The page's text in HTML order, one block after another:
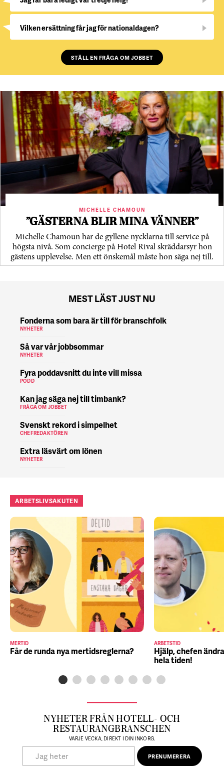
Vilken ersättning får jag för nationaldagen?
STÄLL EN FRÅGA OM JOBBET
MICHELLE CHAMOUN
”GÄSTERNA BLIR MINA VÄNNER”
Michelle Chamoun har de gyllene nycklarna till service på
högsta nivå. Som concierge på Hotel Rival skräddarsyr hon
gästens upp­levelse. Men ett önskemål måste hon säga nej till.
MEST LÄST JUST NU
Fonderna som bara är till för branschfolk
NYHETER
Så var vår jobbsommar
NYHETER
Fyra poddavsnitt du inte vill missa
PODD
Kan jag säga nej till timbank?
FRÅGA OM JOBBET
Svenskt rekord i simpelhet
CHEFREDAKTÖREN
Extra läsvärt om lönen
NYHETER
ARBETSLIVSAKUTEN
MERTID
Får de runda nya mertidsreglerna?
ARBETSTID
Hjälp, chefen
hela tiden!
NYHETER FRÅN HOTELL- OCH
RESTAURANGBRANSCHEN
VARJE VECKA, DIREKT I DIN INKORG.